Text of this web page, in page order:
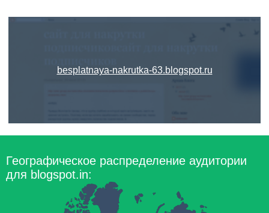
besplatnaya-nakrutka-63.blogspot.ru
Географическое распределение аудитории
для blogspot.in: